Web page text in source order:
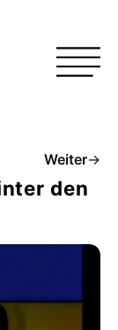
Weiter→
den